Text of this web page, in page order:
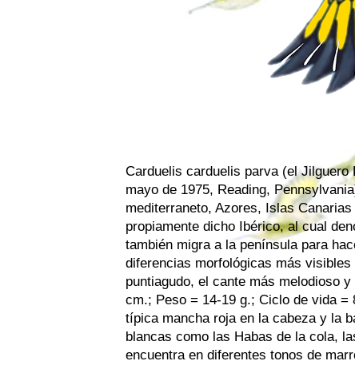
Carduelis carduelis parva (el Jilguero
mayo de 1975, Reading,
mediterraneto, Azores, Islas
propiamente dicho Ibérico, al cual
también migra a la península para
diferencias morfológicas más
puntiagudo, el cante más melodioso
cm.; Peso = 14-19 g.; Ciclo de vida
típica mancha roja en la cabeza y la
blancas como las Habas de la cola,
encuentra en diferentes tonos de